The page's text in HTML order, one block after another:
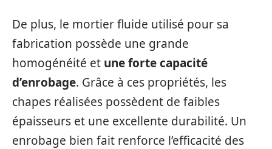
De plus, le mortier fluide utilisé pour sa
fabrication possède une grande
homogénéité et une forte capacité
d’enrobage. Grâce à ces propriétés, les
chapes réalisées possèdent de faibles
épaisseurs et une excellente durabilité. Un
enrobage bien fait renforce l’efficacité des